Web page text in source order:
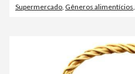
Supermercado, Gêneros alimentícios,